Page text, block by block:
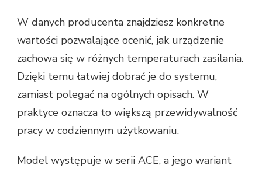
W danych producenta znajdziesz konkretne
wartości pozwalające ocenić, jak urządzenie
zachowa się w różnych temperaturach zasilania.
Dzięki temu łatwiej dobrać je do systemu,
zamiast polegać na ogólnych opisach. W
praktyce oznacza to większą przewidywalność
pracy w codziennym użytkowaniu.
Model występuje w serii ACE, a jego wariant